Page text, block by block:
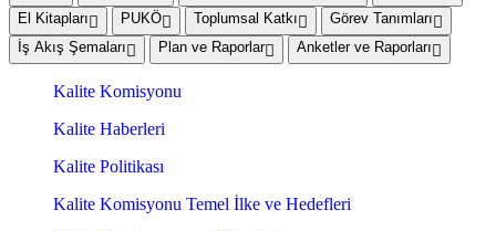
El Kitapları
PUKÖ Toplumsal Katkı
Görev Tanımları
İş Akış Şemaları
Plan ve Raporlar Anketler ve Raporları
Kalite Komisyonu
Kalite Haberleri
Kalite Politikası
Kalite Komisyonu Temel İlke ve Hedefleri